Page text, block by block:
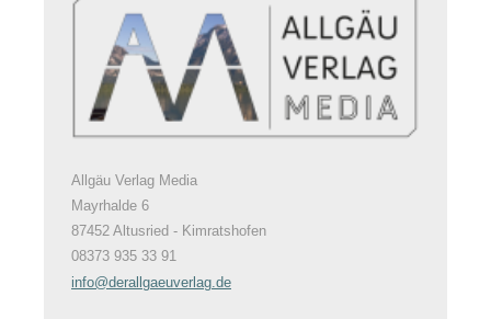
Allgäu Verlag Media
Mayrhalde 6
87452 Altusried - Kimratshofen
08373 935 33 91
info@derallgaeuverlag.de